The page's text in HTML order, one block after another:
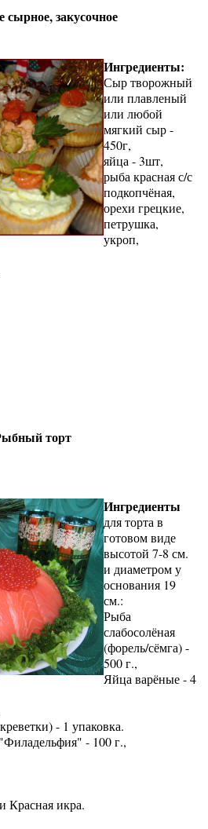
закусочное
Ингредиенты:
Сыр творожный
или плавленый
или любой
мягкий сыр -
450г,
яйца - 3шт,
рыба красная с/с
подкопчёная,
орехи грецкие,
петрушка,
укроп,
торт
Ингредиенты
для торта в
готовом виде
высотой 7-8 см.
и диаметром у
основания 19
см.:
Рыба
слабосолёная
(форель/сёмга) -
500 г.,
Яйца варёные - 4
- 1 упаковка.
- 100 г.,
Красная икра.